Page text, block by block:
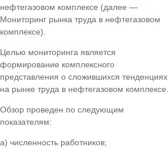
нефтегазовом комплексе (далее —
Мониторинг рынка труда в нефтегазовом
комплексе).
Целью мониторинга является
формирование комплексного
представления о сложившихся тенденциях
на рынке труда в нефтегазовом комплексе.
Обзор проведен по следующим
показателям:
а) численность работников;